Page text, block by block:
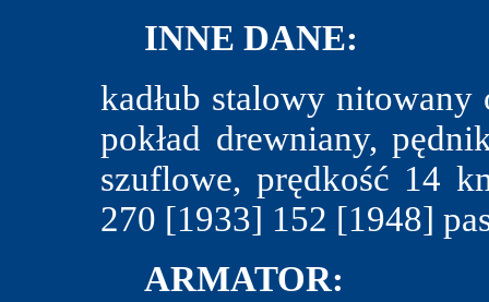
INNE DANE:
kadłub stalowy nitowany
pokład drewniany,
szuflowe, prędkość 14
270 [1933] 152 [1948]
ARMATOR: